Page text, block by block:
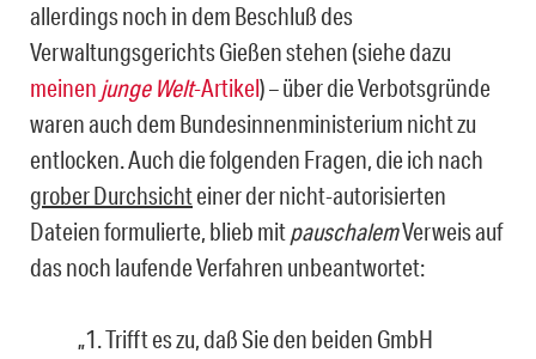
allerdings noch in dem Beschluß des
Verwaltungsgerichts Gießen stehen (siehe dazu
meinen junge Welt-Artikel) – über die Verbotsgründe
waren auch dem Bundesinnenministerium nicht zu
entlocken. Auch die folgenden Fragen, die ich nach
grober Durchsichteiner der nicht-autorisierten
Dateien formulierte, blieb mitpauschalemVerweis auf
das noch laufende Verfahren unbeantwortet:
„1. Trifft es zu, daß Sie den beiden GmbH